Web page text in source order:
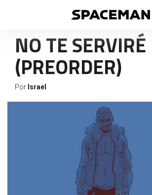
NO TE SERVIRÉ
(PREORDER)
Por Israel